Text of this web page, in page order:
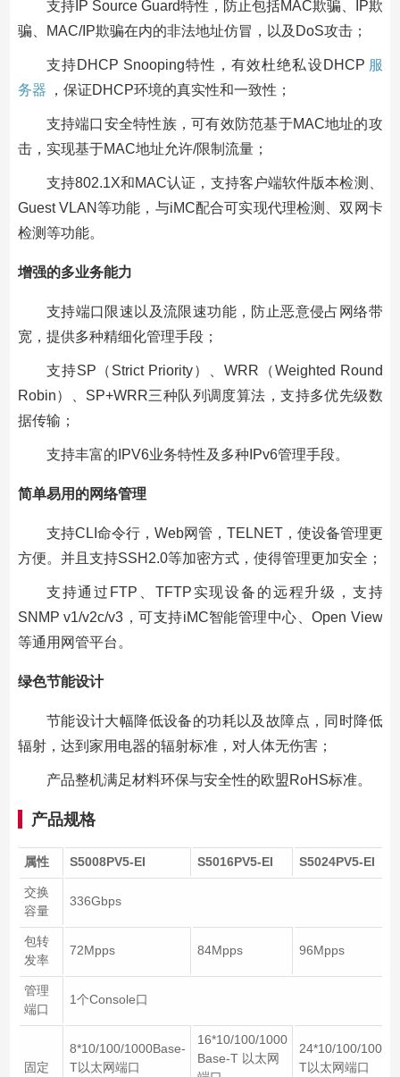
支持IP Source Guard特性，防止包括MAC欺骗、IP欺
骗、MAC/IP欺骗在内的非法地址仿冒，以及DoS攻击；
支持DHCP Snooping特性，有效杜绝私设DHCP 服
务器
，保证DHCP环境的真实性和一致性；
支持端口安全特性族，可有效防范基于MAC地址的攻
击，实现基于MAC地址允许/限制流量；
支持802.1X和MAC认证，支持客户端软件版本检测、
Guest VLAN等功能，与iMC配合可实现代理检测、双网卡
检测等功能。
增强的多业务能力
支持端口限速以及流限速功能，防止恶意侵占网络带
宽，提供多种精细化管理手段；
支持SP（Strict Priority）、WRR（Weighted Round
Robin）、SP+WRR三种队列调度算法，支持多优先级数
据传输；
支持丰富的IPV6业务特性及多种IPv6管理手段。
简单易用的网络管理
支持CLI命令行，Web网管，TELNET，使设备管理更
方便。并且支持SSH2.0等加密方式，使得管理更加安全；
支持通过FTP、TFTP实现设备的远程升级，支持
SNMP v1/v2c/v3，可支持iMC智能管理中心、Open View
等通用网管平台。
绿色节能设计
节能设计大幅降低设备的功耗以及故障点，同时降低
辐射，达到家用电器的辐射标准，对人体无伤害；
产品整机满足材料环保与安全性的欧盟RoHS标准。
产品规格
属性 S5008PV5-EI S5016PV5-EI S5024PV5-EI
交换
容量
336Gbps
包转
发率
72Mpps 84Mpps 96Mpps
管理
端口
1个Console口
固定
8*10/100/1000Base-
T以太网端口
16*10/100/1000
Base-T 以太网
24*10/100/
T以太网端口